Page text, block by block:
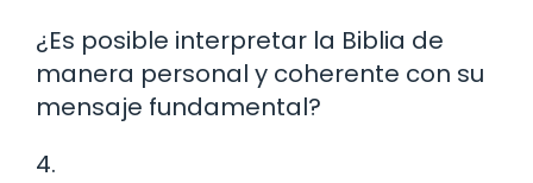
¿Es posible interpretar la Biblia de
manera personal y coherente con su
mensaje fundamental?
4.